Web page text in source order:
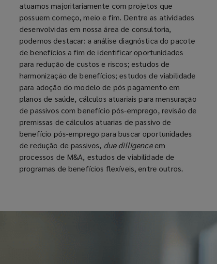
traz
mais
motivação,
aumenta
produtividade
atuamos majoritariamente com projetos que
possuem começo, meio e fim. Dentre as atividades
desenvolvidas em nossa área de consultoria,
podemos destacar: a análise diagnóstica do pacote
de benefícios a fim de identificar oportunidades
para redução de custos e riscos; estudos de
harmonização de benefícios; estudos de viabilidade
para adoção do modelo de pós pagamento em
planos de saúde, cálculos atuariais para mensuração
de passivos com benefício pós-emprego, revisão de
premissas de cálculos atuarias de passivo de
benefício pós-emprego para buscar oportunidades
de redução de passivos, due dilligenceem
processos de M&A, estudos de viabilidade de
programas de benefícios flexíveis, entre outros.